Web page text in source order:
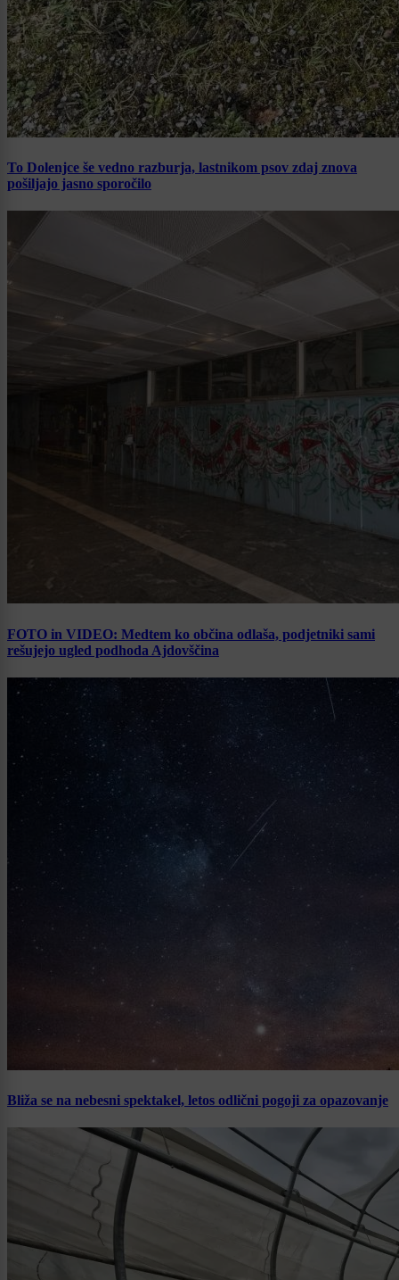
To Dolenjce še vedno razburja, lastnikom psov zdaj znova
pošiljajo jasno sporočilo
FOTO in VIDEO: Medtem ko občina odlaša, podjetniki sami
rešujejo ugled podhoda Ajdovščina
Bliža se na nebesni spektakel, letos odlični pogoji za opazovanje